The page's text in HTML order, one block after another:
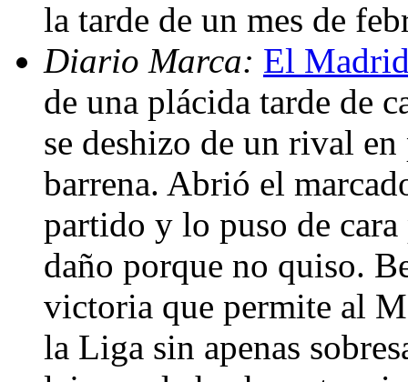
la tarde de un mes de
Diario Marca: El
de una plácida tarde de
se deshizo de un rival
barrena. Abrió el
partido y lo puso de
daño porque no quiso.
victoria que permite al
la Liga sin apenas